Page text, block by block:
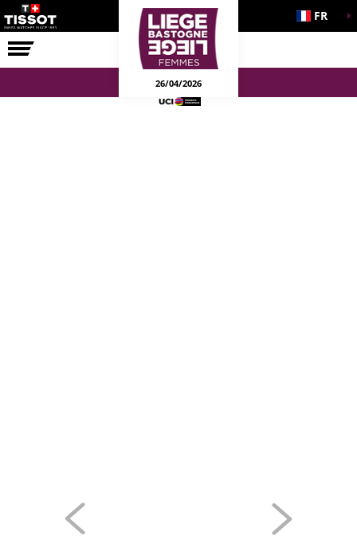
COURSE FR
26/04/2026